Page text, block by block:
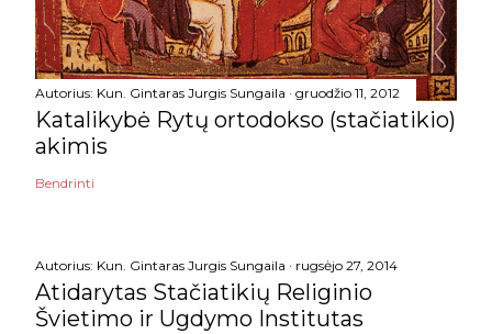
Autorius: Kun. Gintaras Jurgis Sungaila gruodžio 11, 2012
Katalikybė Rytų ortodokso (stačiatikio)
akimis
Bendrinti
Autorius: Kun. Gintaras Jurgis Sungaila rugsėjo 27, 2014
Atidarytas Stačiatikių Religinio
Švietimo ir Ugdymo Institutas